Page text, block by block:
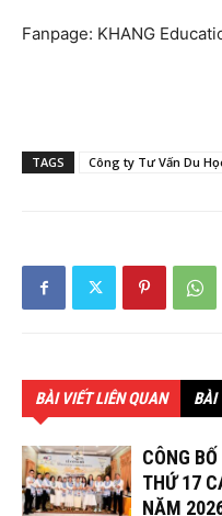
Fanpage: KHANG
TAGS Công ty Tư Vấn Du
BÀI VIẾT LIÊN QUAN BÀI
CÔNG
THỨ 17
NĂM